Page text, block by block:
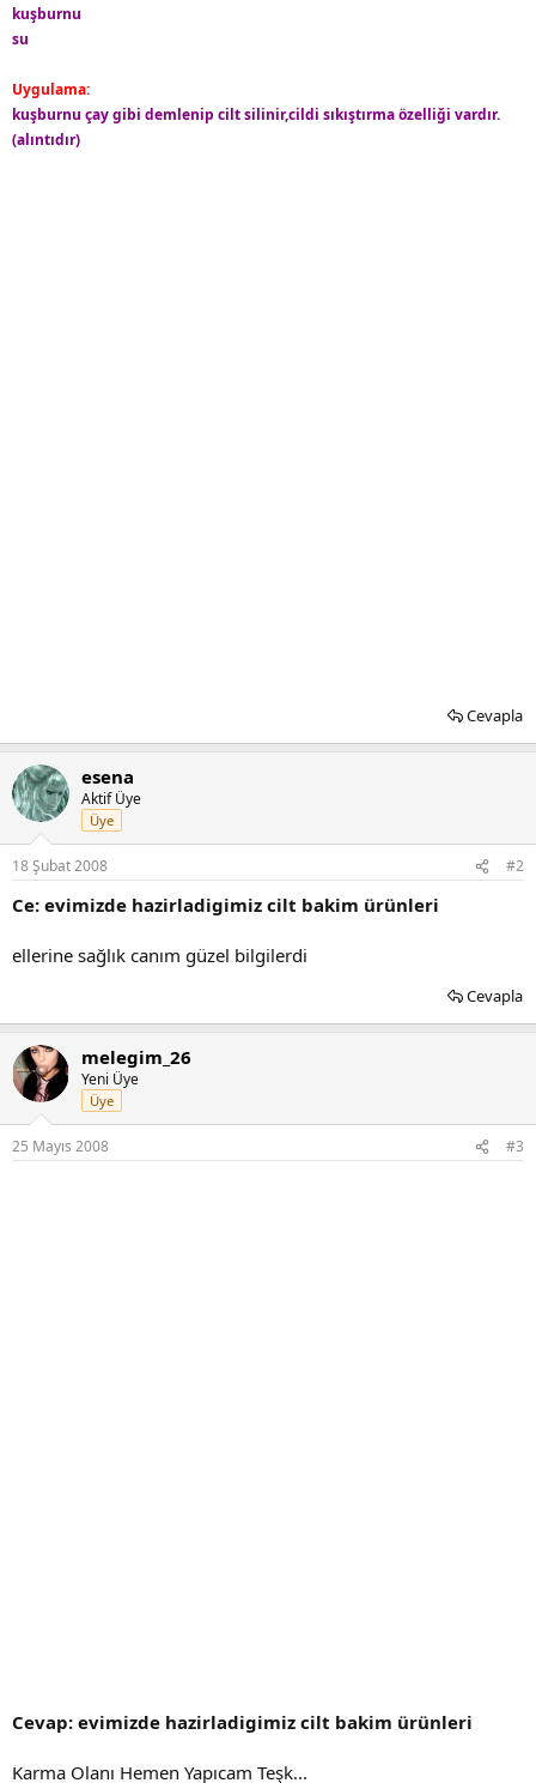
kuşburnu
su
Uygulama:
kuşburnu çay gibi demlenip cilt silinir,cildi sıkıştırma özelliği vardır.
(alıntıdır)
Cevapla
esena
Aktif Üye
Üye
18 Şubat 2008 #2
Ce: evimizde hazirladigimiz cilt bakim ürünleri
ellerine sağlık canım güzel bilgilerdi
Cevapla
melegim_26
Yeni Üye
Üye
25 Mayıs 2008 #3
Cevap: evimizde hazirladigimiz cilt bakim ürünleri
Karma Olanı Hemen Yapıcam Teşk...